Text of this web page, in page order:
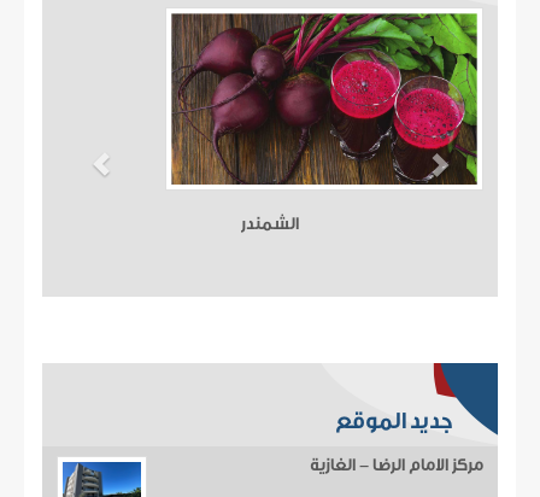
الشمندر
جديد الموقع
مركز الامام الرضا - الغازية